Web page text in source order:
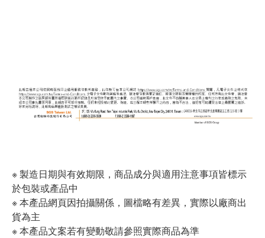
※ 製造日期與有效期限，商品成分與適用注意事項皆標示
於包裝或產品中
※ 本產品網頁因拍攝關係，圖檔略有差異，實際以廠商出
貨為主
※ 本產品文案若有變動敬請參照實際商品為準